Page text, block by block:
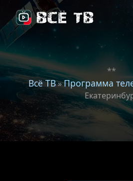
**
Всё ТВ»Программа